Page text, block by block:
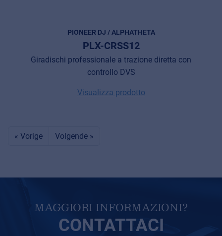
PIONEER DJ / ALPHATHETA
PLX-CRSS12
Giradischi professionale a trazione diretta con
controllo DVS
Visualizza prodotto
« Vorige Volgende »
MAGGIORI INFORMAZIONI?
CONTATTACI